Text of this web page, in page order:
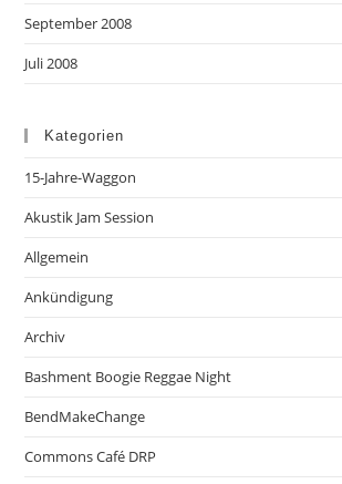
September 2008
Juli 2008
Kategorien
15-Jahre-Waggon
Akustik Jam Session
Allgemein
Ankündigung
Archiv
Bashment Boogie Reggae Night
BendMakeChange
Commons Café DRP